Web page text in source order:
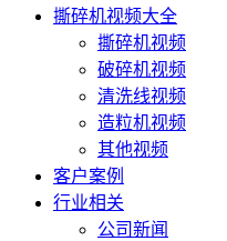
撕碎机视频大全
撕碎机视频
破碎机视频
清洗线视频
造粒机视频
其他视频
客户案例
行业相关
公司新闻